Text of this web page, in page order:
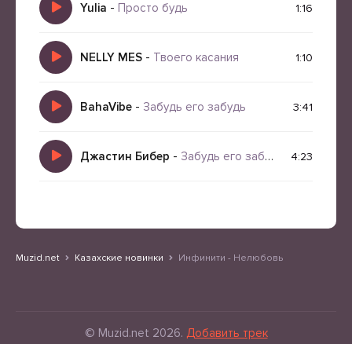
Yulia - Просто будь 1:16
NELLY MES - Твоего касания 1:10
BahaVibe - Забудь его забудь 3:41
Джастин Бибер - Забудь его забудь 4:23
Muzid.net Казахские новинки Инфинити - Нелюбовь
© Muzid.net 2026. Добавить трек